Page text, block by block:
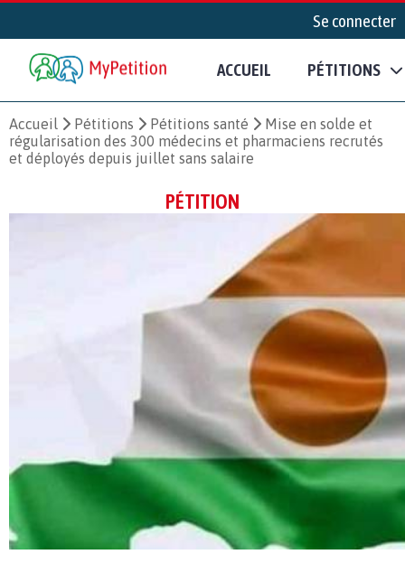
Se connecter
ACCUEIL PÉTITIONS
Accueil Pétitions Pétitions santé
Mise en solde et
régularisation des 300 médecins et pharmaciens recrutés
et déployés depuis juillet sans salaire
PÉTITION